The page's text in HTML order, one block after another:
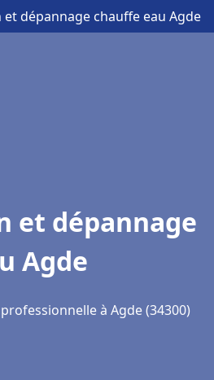
dépannage chauffe eau Agde
et dépannage
Agde
à Agde (34300)